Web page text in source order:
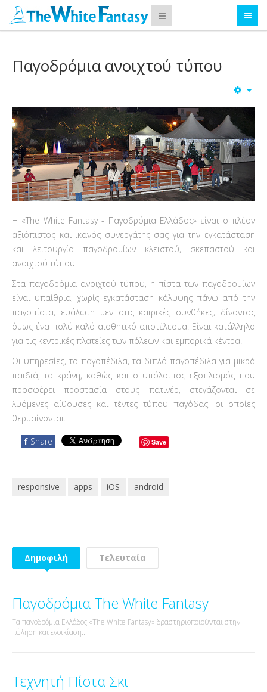
Παγοδρόμια ανοιχτού τύπου
Η «The White Fantasy - Παγοδρόμια Ελλάδος» είναι ο πλέον
αξιόπιστος και ικανός συνεργάτης σας για την εγκατάσταση
και λειτουργία παγοδρομίων κλειστού, σκεπαστού και
ανοιχτού τύπου.
Στα παγοδρόμια ανοιχτού τύπου, η πίστα των παγοδρομίων
είναι υπαίθρια, χωρίς εγκατάσταση κάλυψης πάνω από την
παγοπίστα, ευάλωτη μεν στις καιρικές συνθήκες, δίνοντας
όμως ένα πολύ καλό αισθητικό αποτέλεσμα. Είναι κατάλληλο
για τις κεντρικές πλατείες των πόλεων και εμπορικά κέντρα.
Οι υπηρεσίες, τα παγοπέδιλα, τα διπλά παγοπέδιλα για μικρά
παιδιά, τα κράνη, καθώς και ο υπόλοιπος εξοπλισμός που
προσφέρει προστασία στους πατινέρ, στεγάζονται σε
λυόμενες αίθουσες και τέντες τύπου παγόδας, οι οποίες
θερμαίνονται.
f Share Save
responsive apps iOS android
Δημοφιλή Τελευταία
Παγοδρόμια The White Fantasy
Τα παγοδρόμια Ελλάδος «The White Fantasy» δραστηριοποιούνται στην
πώληση και ενοικίαση...
Τεχνητή Πίστα Σκι